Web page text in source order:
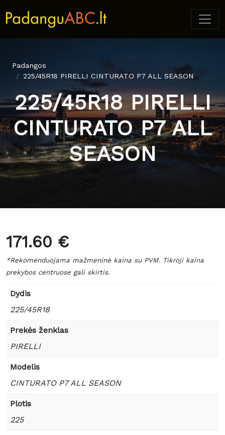
Padangos
225/45R18 PIRELLI CINTURATO P7 ALL SEASON
225/45R18 PIRELLI
CINTURATO P7 ALL
SEASON
171.60 €
*Rekomenduojama mažmeninė kaina su PVM. Tikroji kaina
prekybos centruose gali skirtis.
Dydis
225/45R18
Prekės ženklas
PIRELLI
Modelis
CINTURATO P7 ALL SEASON
Plotis
225